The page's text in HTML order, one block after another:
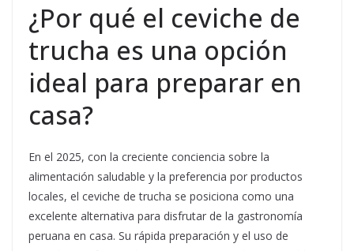
¿Por qué el ceviche de
trucha es una opción
ideal para preparar en
casa?
En el 2025, con la creciente conciencia sobre la
alimentación saludable y la preferencia por productos
locales, el ceviche de trucha se posiciona como una
excelente alternativa para disfrutar de la gastronomía
peruana en casa. Su rápida preparación y el uso de